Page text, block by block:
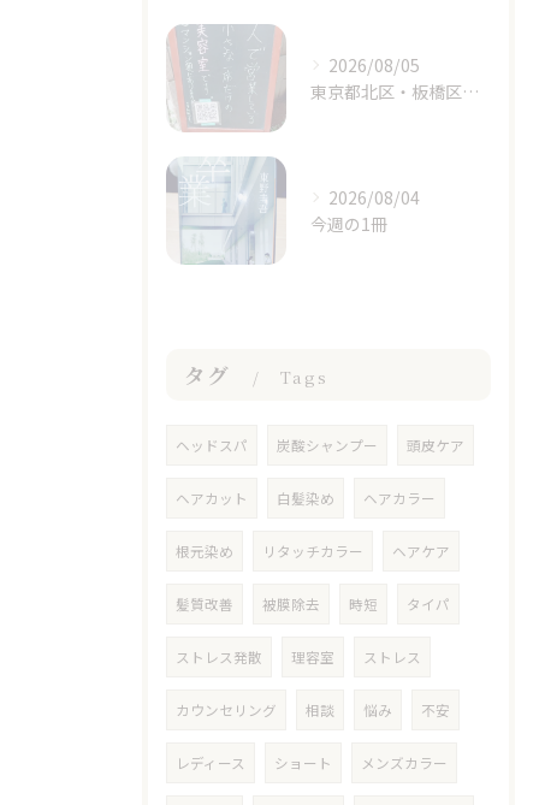
2026/08/05
東京都北区・板橋区でヘアマニキュアをお探しの方へ｜頭皮がしみる方のための白髪染めという選択肢
2026/08/04
今週の1冊
タグ Tags
ヘッドスパ 炭酸シャンプー 頭皮ケア
ヘアカット 白髪染め ヘアカラー
根元染め リタッチカラー ヘアケア
髪質改善 被膜除去 時短 タイパ
ストレス発散 理容室 ストレス
カウンセリング 相談 悩み 不安
レディース ショート メンズカラー